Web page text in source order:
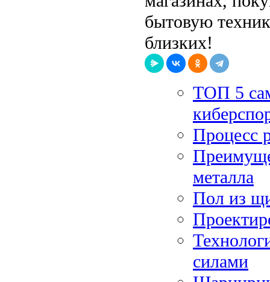
бытовую
близких!
ТОП 5
Процесс
металла
Пол из
силами